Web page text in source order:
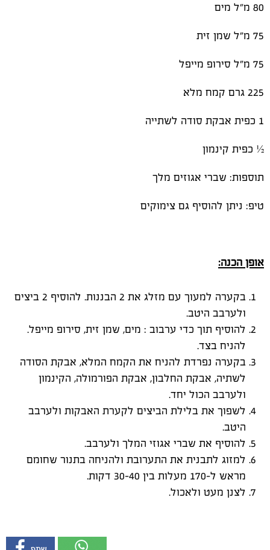
80 מ"ל מים
75 מ"ל שמן זית
75 מ"ל סירופ מייפל
225 גרם קמח מלא
1 כפית אבקת סודה לשתייה
½ כפית קינמון
תוספות: שברי אגוזים מלך
טיפ: ניתן להוסיף גם צימוקים
אופן הכנה:
בקערה למעוך עם מזלג את 2 הבננות. להוסיף 2 ביצים
ולערבב היטב.
להוסיף תוך כדי ערבוב : מים, שמן זית, סירופ מייפל.
להניח בצד.
בקערה נפרדת להניח את הקמח המלא, אבקת הסודה
לשתיה, אבקת החלבון, אבקת הפורמולה, הקינמון
ולערבב הכול יחד.
לשפוך את בלילת הביצים לקערת האבקות ולערבב
היטב.
להוסיף את שברי אגוזי המלך ולערבב.
למזוג לתבנית את התערובת ולהניחה בתנור שחומם
מראש ל-170 מעלות בין 30-40 דקות.
לצנן מעט ולאכול.